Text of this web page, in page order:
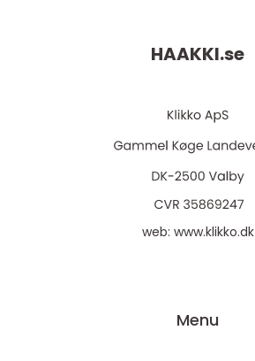
HAAKKI.se
web: www.klikko.dk
Menu